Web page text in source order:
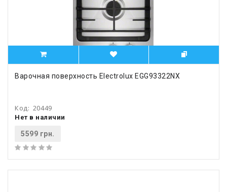
Варочная поверхность Electrolux EGG93322NX
Код: 20449
Нет в наличии
5599 грн.